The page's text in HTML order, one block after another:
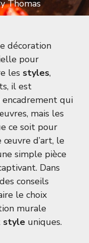
Thomas
décoration
pour
les styles,
il est
qui
mais les
ce soit pour
œuvre d’art, le
simple pièce
Dans
conseils
le choix
murale
style uniques.